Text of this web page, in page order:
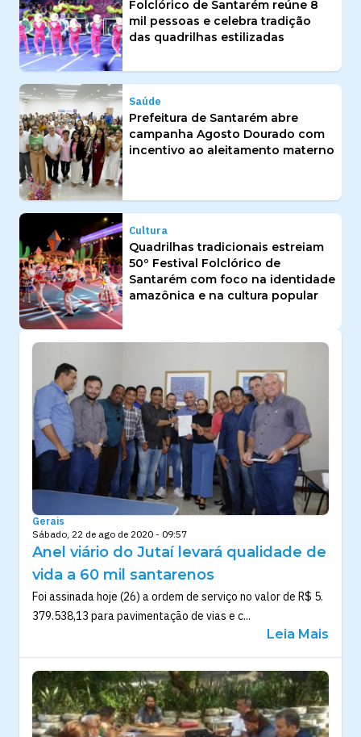
Folclórico de Santarém reúne 8
mil pessoas e celebra tradição
das quadrilhas estilizadas
Saúde
Prefeitura de Santarém abre
campanha Agosto Dourado com
incentivo ao aleitamento materno
Cultura
Quadrilhas tradicionais estreiam
50º Festival Folclórico de
Santarém com foco na identidade
amazônica e na cultura popular
Gerais
Sábado, 22 de ago de 2020 - 09:57
Anel viário do Jutaí levará qualidade de
vida a 60 mil santarenos
Foi assinada hoje (26) a ordem de serviço no valor de R$ 5.
379.538,13 para pavimentação de vias e c...
Leia Mais